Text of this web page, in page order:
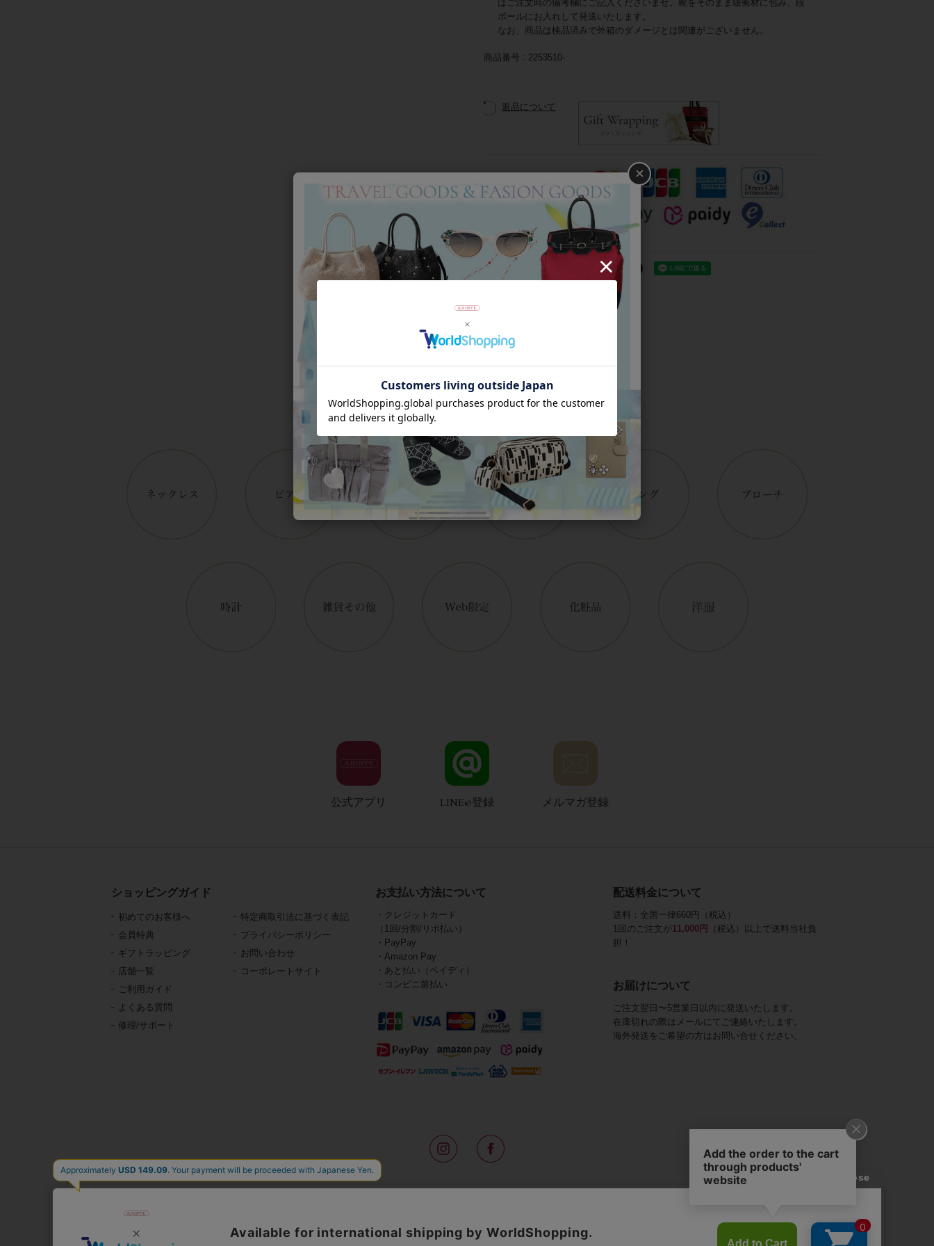
はご注文時の備考欄にご記入くださいませ。靴をそのまま緩衝材に包み、段
ボールにお入れして発送いたします。
なお、商品は検品済みで外箱のダメージとは関連がございません。
商品番号 2253510-
返品について
Category
アイテムカテゴリー
公式アプリ LINE@登録 メルマガ登録
ショッピングガイド
初めてのお客様へ
会員特典
ギフトラッピング
店舗一覧
ご利用ガイド
よくある質問
修理/サポート
特定商取引法に基づく表記
プライバシーポリシー
お問い合わせ
コーポレートサイト
お支払い方法について
・クレジットカード
（1回/分割/リボ払い）
・PayPay
・Amazon Pay
・あと払い（ペイディ）
・コンビニ前払い
配送料金について
送料：全国一律660円（税込）
1回のご注文が11,000円
（税込）以上で送料当社負
担！
お届けについて
ご注文翌日〜5営業日以内に発送いたします。
在庫切れの際はメールにてご連絡いたします。
海外発送をご希望の方はお問い合せください。
東京・青山の路面店をはじめ全国の一流ホテルに100以上の直営店舗を展開するABISTE(アビステ)は、
人気ランキングやテレビなどのメディア着用商品、雑誌掲載商品を紹介するコンテンツ、
無料のギフトラッピングや独自のポイントなどのサービスをご提供。
×